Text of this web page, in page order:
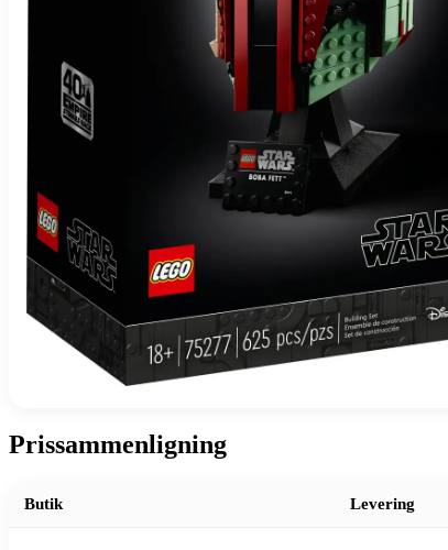
Prissammenligning
Butik Levering